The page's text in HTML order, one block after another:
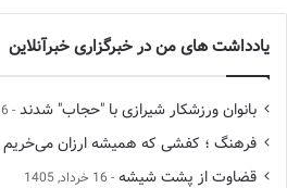
یادداشت های من در خبرگزاری خبرآنلاین
بانوان ورزشکار شیرازی با "حجاب" شدند 6 مرداد, 1405
فرهنگ ؛ کفشی که همیشه ارزان می‌خریم
قضاوت از پشت شیشه 16 خرداد, 1405